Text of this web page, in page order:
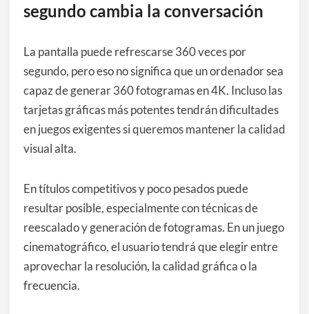
segundo cambia la conversación
La pantalla puede refrescarse 360 veces por
segundo, pero eso no significa que un ordenador sea
capaz de generar 360 fotogramas en 4K. Incluso las
tarjetas gráficas más potentes tendrán dificultades
en juegos exigentes si queremos mantener la calidad
visual alta.
En títulos competitivos y poco pesados puede
resultar posible, especialmente con técnicas de
reescalado y generación de fotogramas. En un juego
cinematográfico, el usuario tendrá que elegir entre
aprovechar la resolución, la calidad gráfica o la
frecuencia.